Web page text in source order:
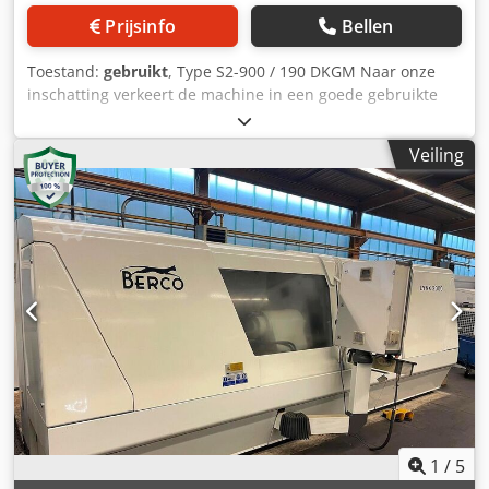
grote pompen, koeloliesysteem, enz. Toestand : voldoende
tot goed (was in gebruik bij VOLVO) - momenteel niet onder
Betaling : strikt netto - na ontvangst factuur Levering :
onmiddellijk uit voorraad mogelijk We hebben nog ca. 100
slijpmachines op voorraad; informeer bij ons.
Prijsinfo Bellen
Toestand: gebruikt, Type S2-900 / 190 DKGM Naar onze
inschatting verkeert de machine in een goede gebruikte
staat en kan deze op afspraak onder spanning worden
geïnspecteerd. Dcedex Ik Tkspfx Abpok Er zijn 2 machines
beschikbaar. Accessoires, afgebeelde gereedschappen en
spanmiddelen worden alleen meegeleverd als dit in de
extra informatie is vermeld. Wijzigingen en fouten in de
technische gegevens en informatie evenals tussentijdse
verkoop voorbehouden!
Veiling
1 / 5